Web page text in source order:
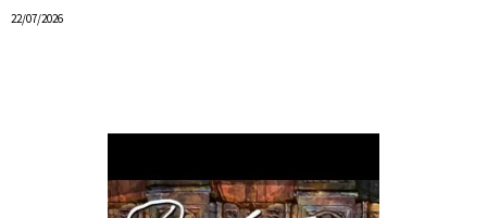
22/07/2026